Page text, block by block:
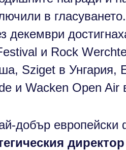
в
декември
и Rock
Sziget в Унгария,
и Wacken Open Air
добър европейски